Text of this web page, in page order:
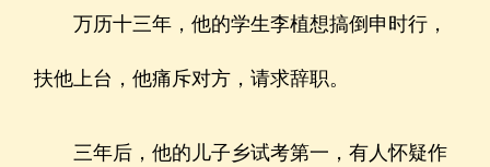
万历十三年，他的学生李植想搞倒申时行，
扶他上台，他痛斥对方，请求辞职。
三年后，他的儿子乡试考第一，有人怀疑作